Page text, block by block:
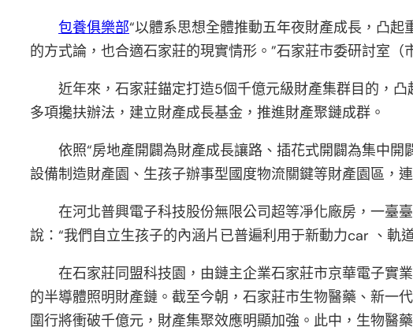
包養俱樂部“以體系思想全體推動五年夜財產成長，凸
的方式論，也合適石家莊的現實情形。”石家莊市委研討室（
近年來，石家莊錨定打造5個千億元級財產集群目的，
多項攙扶辦法，建立財產成長基金，推進財產聚鏈成群。
依照“房地產開闢為財產成長讓路、插花式開闢為集中
設備制造財產園、生孩子辦事型國度物流關鍵等財產園區，
在河北普興電子科技股份無限公司超等凈化廠房，一臺
說：“我們自立生孩子的內涵片已普遍利用于新動力car 、軌
在石家莊同盟科技園，由鏈主企業石家莊市京華電子實
的半導體照明財產鏈。截至今朝，石家莊市生物醫藥、新一
圍行將衝破千億元，財產集聚效應明顯加強。此中，生物醫